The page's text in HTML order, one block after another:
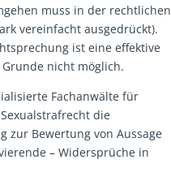
muss in der rechtlichen
vereinfacht ausgedrückt).
ist eine effektive
nicht möglich.
Fachanwälte für
die
zur Bewertung von Aussage
– Widersprüche in